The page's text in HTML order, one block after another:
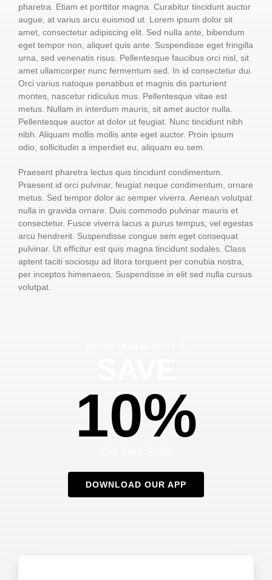
pharetra. Etiam et porttitor magna. Curabitur tincidunt auctor
augue, at varius arcu euismod ut. Lorem ipsum dolor sit
amet, consectetur adipiscing elit. Sed nulla ante, bibendum
eget tempor non, aliquet quis ante. Suspendisse eget fringilla
urna, sed venenatis risus. Pellentesque faucibus orci nisl, sit
amet ullamcorper nunc fermentum sed. In id consectetur dui.
Orci varius natoque penatibus et magnis dis parturient
montes, nascetur ridiculus mus. Pellentesque vitae est
metus. Nullam in interdum mauris, sit amet auctor nulla.
Pellentesque auctor at dolor ut feugiat. Nunc tincidunt nibh
nibh. Aliquam mollis mollis ante eget auctor. Proin ipsum
odio, sollicitudin a imperdiet eu, aliquam eu sem.
Praesent pharetra lectus quis tincidunt condimentum.
Praesent id orci pulvinar, feugiat neque condimentum, ornare
metus. Sed tempor dolor ac semper viverra. Aenean volutpat
nulla in gravida ornare. Duis commodo pulvinar mauris et
consectetur. Fusce viverra lacus a purus tempus, vel egestas
arcu hendrerit. Suspendisse congue sem eget consequat
pulvinar. Ut efficitur est quis magna tincidunt sodales. Class
aptent taciti sociosqu ad litora torquent per conubia nostra,
per inceptos himenaeos. Suspendisse in elit sed nulla cursus
volutpat.
10%
DOWNLOAD OUR APP